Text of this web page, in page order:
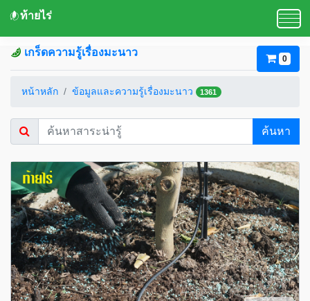
ท้ายไร่
เกร็ดความรู้เรื่องมะนาว
0
หน้าหลัก ข้อมูลและความรู้เรื่องมะนาว 1361
ค้นหา